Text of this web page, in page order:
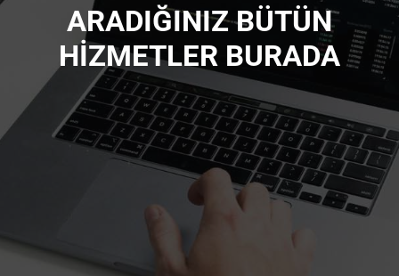
ARADIĞINIZ BÜTÜN
HİZMETLER BURADA